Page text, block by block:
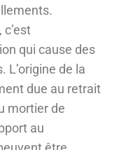
qui cause des
L’origine de la
due au retrait
mortier de
au